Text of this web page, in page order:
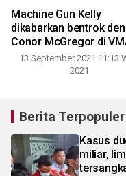
Machine Gun Kelly
dikabarkan bentrok
Conor McGregor di
13 September 2021 11:13
2021
Berita Terpopuler
Kasus
miliar,